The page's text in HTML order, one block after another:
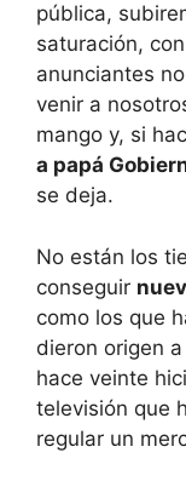
pública,
saturación,
anunciantes
venir a
mango y, si
a papá
se deja.
No están los
conseguir
como los que
dieron origen
hace veinte
televisión que
regular un